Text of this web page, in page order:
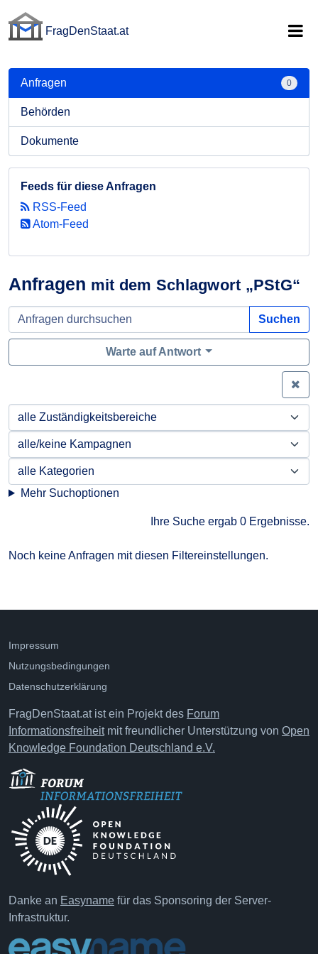
FragDenStaat.at
Anfragen mit dem Schlagwort „PStG“
Suchen
Warte auf Antwort
Mehr Suchoptionen
Ihre Suche ergab 0 Ergebnisse.
Noch keine Anfragen mit diesen Filtereinstellungen.
Anfragen 0
Behörden
Dokumente
Feeds für diese Anfragen
RSS-Feed
Atom-Feed
Impressum
Nutzungsbedingungen
Datenschutzerklärung
FragDenStaat.at ist ein Projekt des Forum
Informationsfreiheitmit freundlicher Unterstützung von Open
Knowledge Foundation Deutschland e.V.
Danke an Easyname für das Sponsoring der Server-
Infrastruktur.